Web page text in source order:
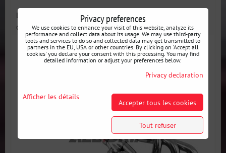
La modification du système d'échappement avec des
collecteurs sport...
Privacy preferences
We use cookies to enhance your visit of this website, analyze its
performance and collect data about its usage. We may use third-party
tools and services to do so and collected data may get transmitted to
partners in the EU, USA or other countries. By clicking on 'Accept all
cookies' you declare your consent with this processing. You may find
detailed information or adjust your preferences below.
Privacy declaration
Afficher les détails
Accepter tous les cookies
Tout refuser